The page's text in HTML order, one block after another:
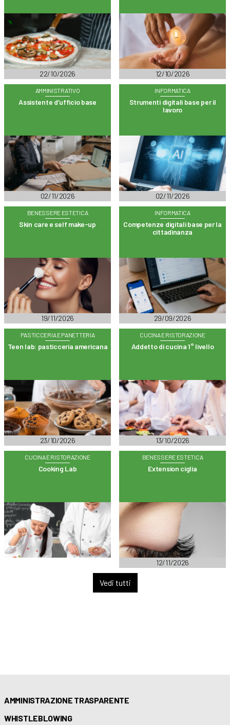
22/10/2026 12/10/2026
AMMINISTRATIVO
Assistente d’ufficio base
02/11/2026
INFORMATICA
Strumenti digitali base per il
lavoro
02/11/2026
BENESSERE ESTETICA
Skin care e self make-up
19/11/2026
INFORMATICA
Competenze digitali base per la
cittadinanza
29/09/2026
PASTICCERIA E PANETTERIA
Teen lab: pasticceria americana
23/10/2026
CUCINA E RISTORAZIONE
Addetto di cucina 1° livello
13/10/2026
CUCINA E RISTORAZIONE
Cooking Lab
BENESSERE ESTETICA
Extension ciglia
12/11/2026
Vedi tutti
AMMINISTRAZIONE TRASPARENTE
WHISTLEBLOWING